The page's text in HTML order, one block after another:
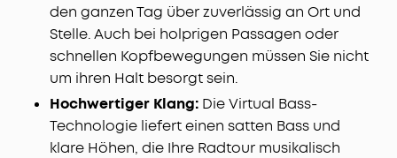
den ganzen Tag über zuverlässig an Ort und
Stelle. Auch bei holprigen Passagen oder
schnellen Kopfbewegungen müssen Sie nicht
um ihren Halt besorgt sein.
Hochwertiger Klang: Die Virtual Bass-
Technologie liefert einen satten Bass und
klare Höhen, die Ihre Radtour musikalisch